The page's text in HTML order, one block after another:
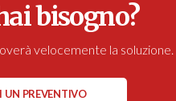
bisogno?
velocemente la soluzione.
UN PREVENTIVO